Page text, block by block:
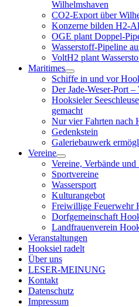
Wilhelmshaven
CO2-Export über
Konzerne bilden H2-
OGE plant Doppel-
Wasserstoff-Pipeline
VoltH2 plant
Maritimes
Menü
öffnen
Schiffe in und vor
Der Jade-Weser-Port
Hooksieler
gemacht
Nur vier Fahrten nach
Gedenkstein
Galeriebauwerk
Vereine
Menü
öffnen
Vereine, Verbände
Sportvereine
Wassersport
Kulturangebot
Freiwillige Feuerwehr
Dorfgemeinschaft
Landfrauenverein
Veranstaltungen
Hooksiel radelt
Über uns
LESER-MEINUNG
Kontakt
Datenschutz
Impressum